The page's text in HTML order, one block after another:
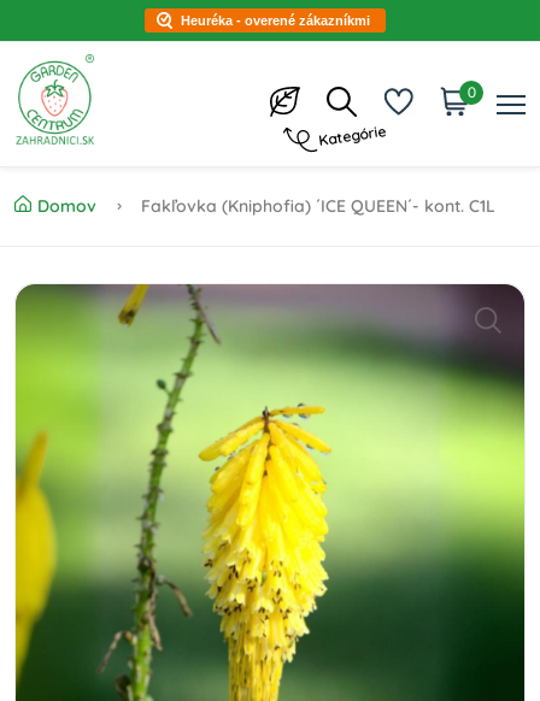
Heuréka - overené zákazníkmi
Kategórie
0
Domov Fakľovka (Kniphofia) ´ICE QUEEN´- kont. C1L